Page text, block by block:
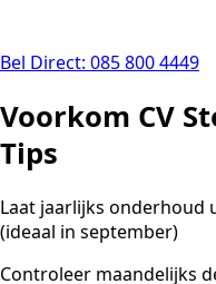
Bel Direct: 085 800 4449
Voorkom CV
Tips
Laat jaarlijks
(ideaal in september)
Controleer maandelijks